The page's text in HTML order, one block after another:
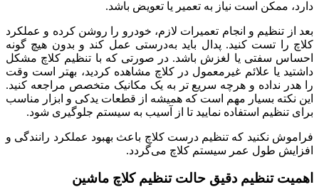
دارد، ممکن است نیاز به تعمیر یا تعویض باشد.
بعد از تنظیم و انجام تعمیرات لازم، خودرو را روشن کرده و عملکرد
کلاچ را تست کنید. پدال باید به‌درستی عمل کند و بدون هیچ گونه
احساس سفتی یا لغزش باشد. در صورتی که با تنظیم کلاچ مشکل
داشتید یا علائم غیرمعمول در کلاچ مشاهده کردید، بهتر است وقت
را هدر نداده و هرچه سریع تر به یک مکانیک متخصص مراجعه کنید.
این نکته بسیار مهم است که همیشه از قطعات یدکی و ابزار مناسب
برای تنظیم استفاده نمایید تا از آسیب به سیستم جلوگیری شود.
فراموش نکنید که تنظیم درست کلاچ باعث بهبود عملکرد رانندگی و
افزایش طول عمر سیستم کلاچ می‌گردد.
اهمیت تنظیم دقیق حالت تنظیم کلاچ ماشین